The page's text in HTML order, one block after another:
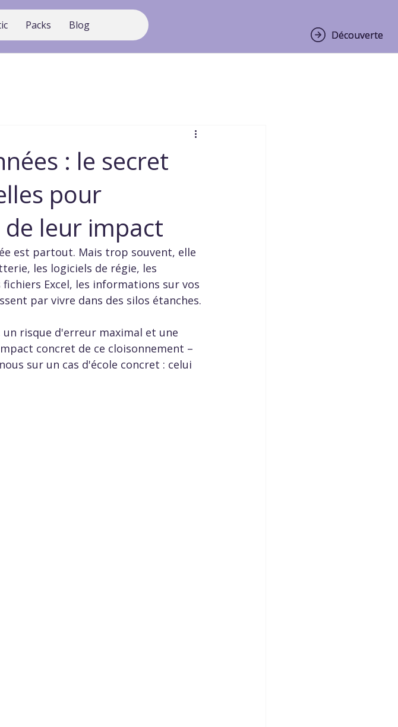
Packs Blog
Découverte
Découverte
: le secret
pour
leur impact
est partout. Mais trop souvent, elle
les logiciels de régie, les
Excel, les informations sur vos
par vivre dans des silos étanches.
risque d'erreur maximal et une
concret de ce cloisonnement –
sur un cas d'école concret : celui